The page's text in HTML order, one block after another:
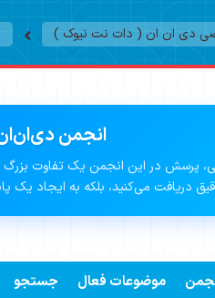
دی ان ان ( دات نت نیوک )
انجمن
پرسش در این انجمن یک تفاوت بزرگ
دریافت می‌کنید، بلکه به ایجاد یک
موضوعات فعال جستجو